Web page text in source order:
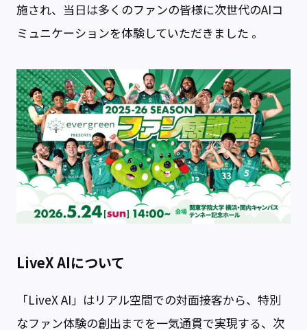
施され、当日は多くのファンの皆様に次世代のAIコ
ミュニケーションを体験していただきました 。
LiveX AIについて
「LiveX AI」はリアル空間での対面接客から、特別
なファン体験の創出までを一気通貫で実現する、次